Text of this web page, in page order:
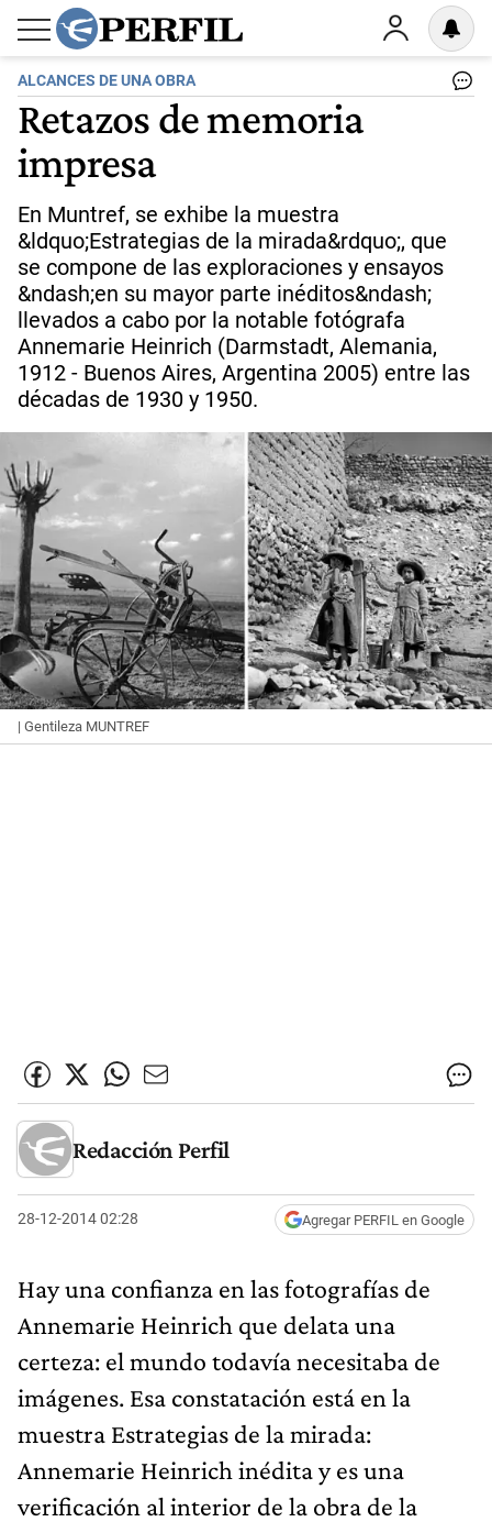
ALCANCES DE UNA OBRA
Retazos de memoria
impresa
En Muntref, se exhibe la muestra
&ldquo;Estrategias de la mirada&rdquo;, que
se compone de las exploraciones y ensayos
&ndash;en su mayor parte inéditos&ndash;
llevados a cabo por la notable fotógrafa
Annemarie Heinrich (Darmstadt, Alemania,
1912 - Buenos Aires, Argentina 2005) entre las
décadas de 1930 y 1950.
| Gentileza MUNTREF
Redacción Perfil
28-12-2014 02:28 Agregar PERFIL en Google
Hay una confianza en las fotografías de
Annemarie Heinrich que delata una
certeza: el mundo todavía necesitaba de
imágenes. Esa constatación está en la
muestra Estrategias de la mirada:
Annemarie Heinrich inédita y es una
verificación al interior de la obra de la